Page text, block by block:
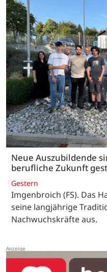
Neue Auszubildende
berufliche Zukunft
Gestern
Imgenbroich (FS). Das
seine langjährige
Nachwuchskräfte aus.